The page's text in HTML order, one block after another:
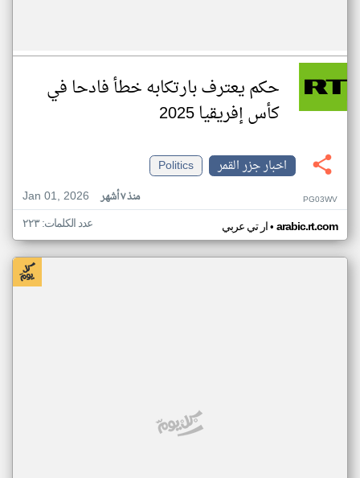
حكم يعترف بارتكابه خطأ فادحا في
كأس إفريقيا 2025
اخبار جزر القمر
Politics
Jan 01, 2026
منذ ٧ أشهر PG03WV
ار تي عربي• arabic.rt.com عدد الكلمات: ٢٢٣